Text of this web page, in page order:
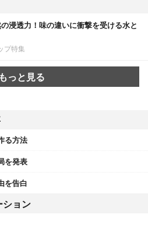
浸透力！味の違いに衝撃を受ける水と
プ特集
もっと見る
る方法
を発表
を告白
ション